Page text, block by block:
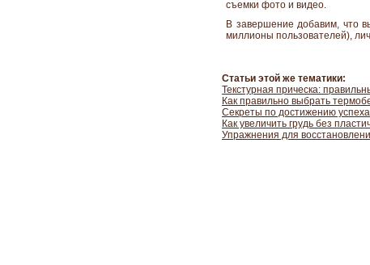
съемки фото и видео.
В завершение добавим, что
миллионы пользователей),
Статьи этой же тематики:
Текстурная прическа:
Как правильно выбрать
Секреты по достижению успеха
Как увеличить грудь без
Упражнения для